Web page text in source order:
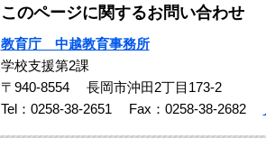
このページに関するお問い合わせ
教育庁 中越教育事務所
学校支援第2課
〒940-8554
長岡市沖田2丁目173-2
Tel：0258-38-2651
Fax：0258-38-2682